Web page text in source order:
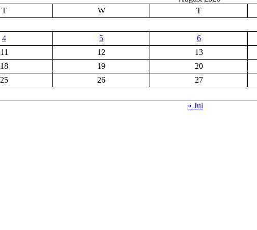
T W T
4 5 6
11 12 13
18 19 20
25 26 27
« Jul